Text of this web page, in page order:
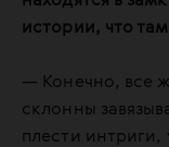
истории, что
— Конечно, все
склонны
плести интриги,